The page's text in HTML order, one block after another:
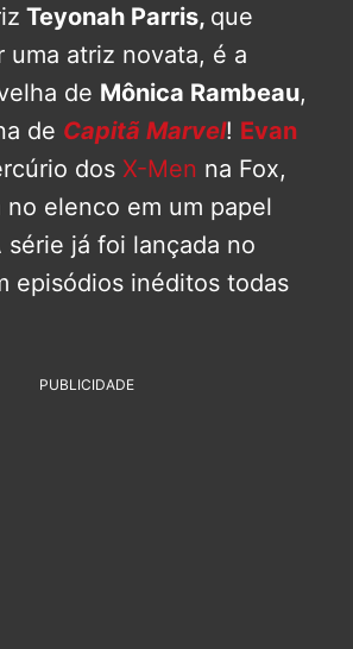
Teyonah Parris, que
uma atriz novata, é a
de Mônica Rambeau,
de Capitã Marvel! Evan
dos X-Men na Fox,
no elenco em um papel
série já foi lançada no
episódios inéditos todas
PUBLICIDADE